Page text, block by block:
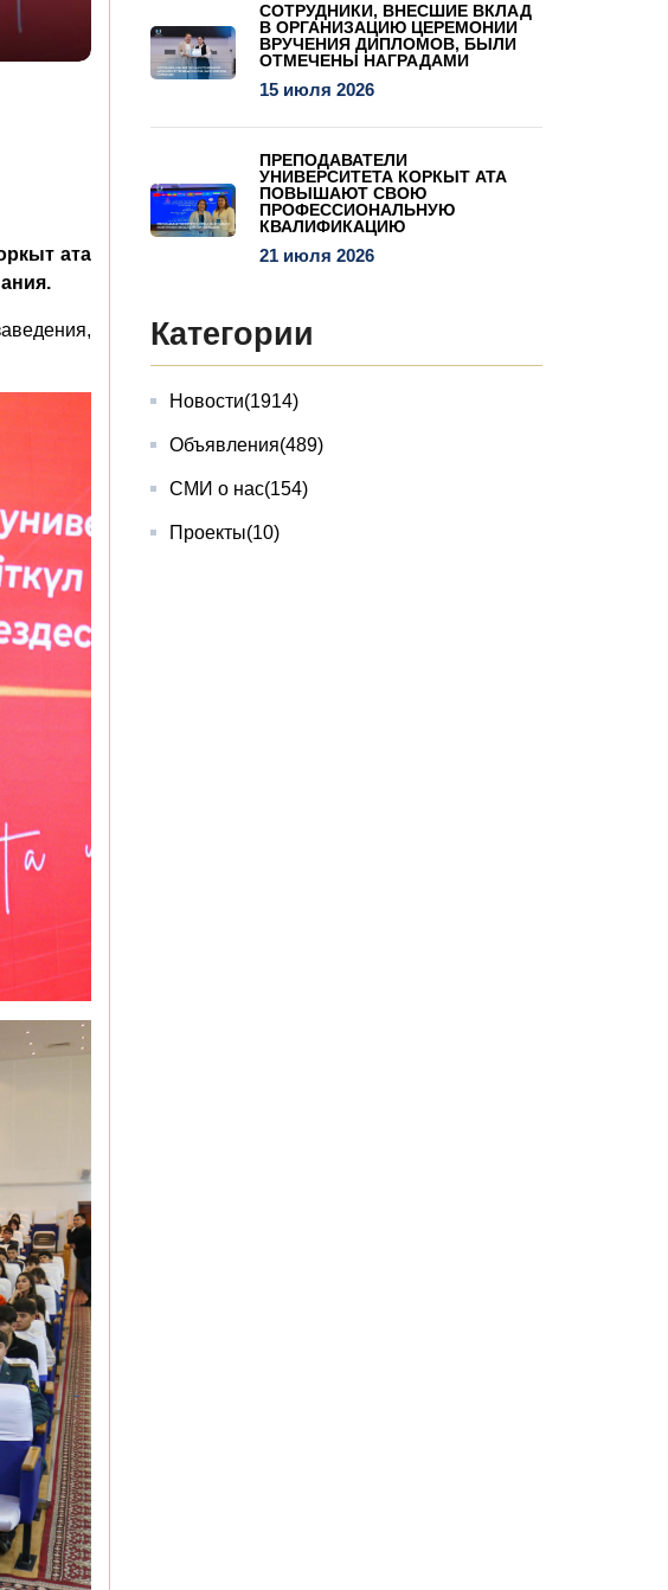
ата
СОТРУДНИКИ, ВНЕСШИЕ ВКЛАД
В ОРГАНИЗАЦИЮ ЦЕРЕМОНИИ
ВРУЧЕНИЯ ДИПЛОМОВ, БЫЛИ
ОТМЕЧЕНЫ НАГРАДАМИ
15 июля 2026
ПРЕПОДАВАТЕЛИ
УНИВЕРСИТЕТА КОРКЫТ АТА
ПОВЫШАЮТ СВОЮ
ПРОФЕССИОНАЛЬНУЮ
КВАЛИФИКАЦИЮ
21 июля 2026
Категории
Новости(1914)
Объявления(489)
СМИ о нас(154)
Проекты(10)